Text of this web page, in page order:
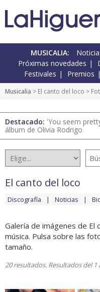
MUSICALIA:
Próximas novedades
Festivales
Premios
Musicalia > El canto del loco >
Destacado: 'You seem
álbum de Olivia Rodrigo
El canto del loco
Discografía Noticias
Galería de imágenes de El
música. Pulsa sobre las
tamaño.
20 resultados. Resultados del 1